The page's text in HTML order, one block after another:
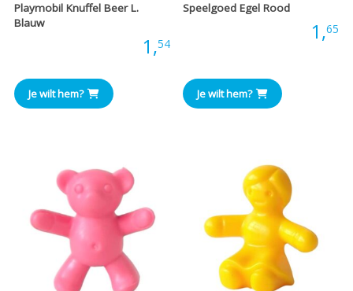
Playmobil Knuffel Beer L.
Blauw
1,54
Je wilt hem?
Speelgoed Egel Rood
1,65
Je wilt hem?